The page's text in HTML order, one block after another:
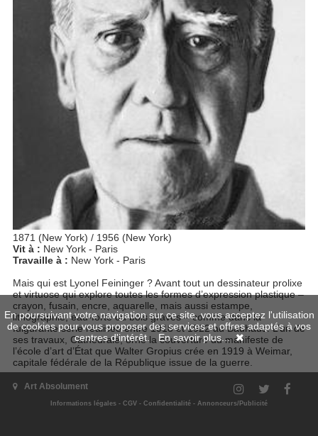
1871 (New York) / 1956 (New York)
Vit à : New York - Paris
Travaille à : New York - Paris
Mais qui est Lyonel Feininger ? Avant tout un dessinateur prolixe
et virtuose qui explore toutes les formes d’expression plastique –
crayon, fusain, encre, aquarelle, mais aussi estampe,
lithographie, eau-forte ou bois gravés – comme dans la
fulgurante série réalisée entre 1918 et 1922 au Bauhaus. L’un de
ses travaux, Cathédrale, orne la couverture du manifeste de
l’école d’art d’État que Walter Gropius crée en 1919 à Weimar,
capitale fédérale de la République issue de la guerre.
Pascale Lismonde
Art Absolument
Informations légales - CGV - Confidentialité - Annonceurs/Publicité
En poursuivant votre navigation sur ce site, vous acceptez l'utilisation
de cookies pour vous proposer des services et offres adaptés à vos
centres d'intérêt. En savoir plus...